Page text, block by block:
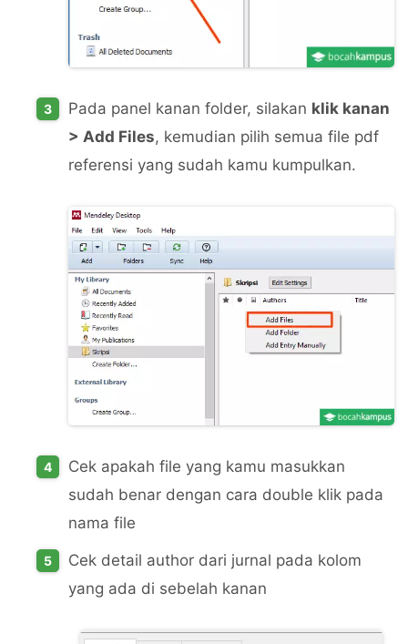
Pada panel kanan folder, silakan klik kanan
> Add Files, kemudian pilih semua file pdf
referensi yang sudah kamu kumpulkan.
Cek apakah file yang kamu masukkan
sudah benar dengan cara double klik pada
nama file
Cek detail author dari jurnal pada kolom
yang ada di sebelah kanan